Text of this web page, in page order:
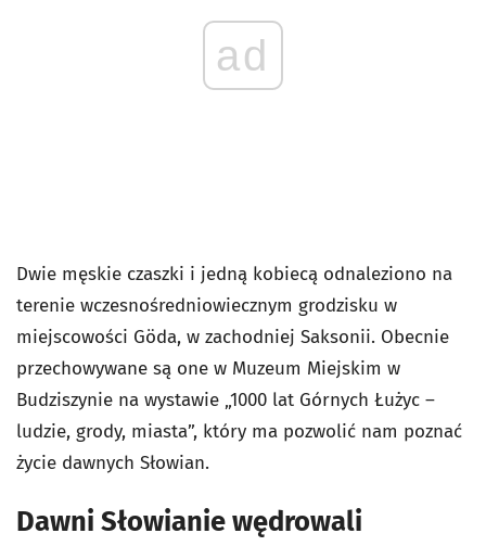
ad
Dwie męskie czaszki i jedną kobiecą odnaleziono na
terenie wczesnośredniowiecznym grodzisku w
miejscowości Göda, w zachodniej Saksonii. Obecnie
przechowywane są one w Muzeum Miejskim w
Budziszynie na wystawie „1000 lat Górnych Łużyc –
ludzie, grody, miasta”, który ma pozwolić nam poznać
życie dawnych Słowian.
Dawni Słowianie wędrowali